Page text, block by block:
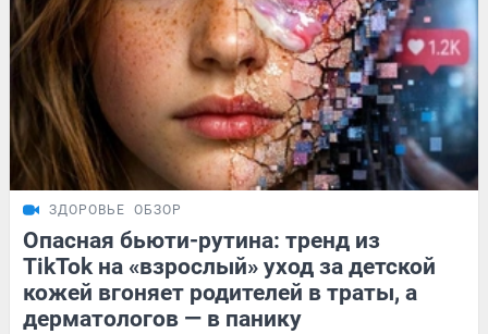
ЗДОРОВЬЕ ОБЗОР
Опасная бьюти-рутина: тренд из
TikTok на «взрослый» уход за детской
кожей вгоняет родителей в траты, а
дерматологов — в панику